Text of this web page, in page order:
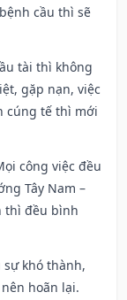
cầu thì sẽ
tài thì không
gặp nạn, việc
cúng tế thì mới
công việc đều
Tây Nam –
thì đều bình
sự khó thành,
hoãn lại.